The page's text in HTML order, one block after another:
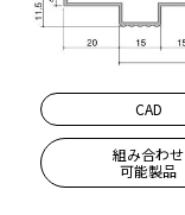
CAD
組み合わせ
可能製品